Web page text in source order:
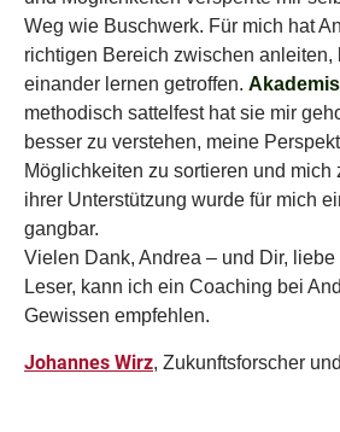
Weg wie Buschwerk. Für mich hat
richtigen Bereich zwischen anleiten,
einander lernen getroffen.
methodisch sattelfest hat sie mir
besser zu verstehen, meine
Möglichkeiten zu sortieren und mich
ihrer Unterstützung wurde für mich
gangbar.
Vielen Dank, Andrea – und Dir,
Leser, kann ich ein Coaching bei
Gewissen empfehlen.
Johannes Wirz, Zukunftsforscher